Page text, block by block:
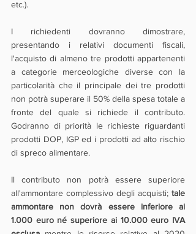
etc.).
I richiedenti dovranno dimostrare,
presentando i relativi documenti fiscali,
l'acquisto di almeno tre prodotti appartenenti
a categorie merceologiche diverse con la
particolarità che il principale dei tre prodotti
non potrà superare il 50% della spesa totale a
fronte del quale si richiede il contributo.
Godranno di priorità le richieste riguardanti
prodotti DOP, IGP ed i prodotti ad alto rischio
di spreco alimentare.
Il contributo non potrà essere superiore
all'ammontare complessivo degli acquisti; tale
ammontare non dovrà essere inferiore ai
1.000 euro né superiore ai 10.000 euro IVA